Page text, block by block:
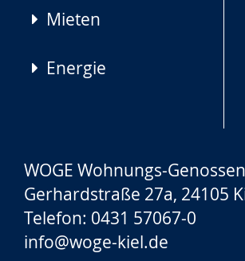
Mieten
Energie
WOGE Wohnungs-
Gerhardstraße 27a, 24105
Telefon: 0431 57067-0
info@woge-kiel.de